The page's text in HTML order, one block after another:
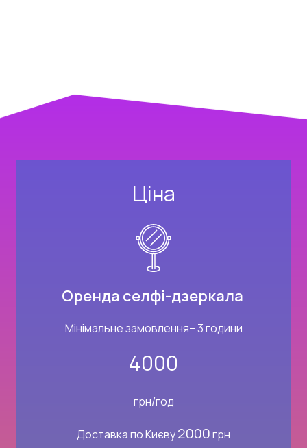
Ціна
Оренда селфі-дзеркала
Мінімальне замовлення– 3 години
4000
грн/год
Доставка по Києву2000грн